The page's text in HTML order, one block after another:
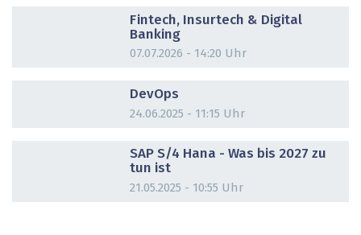
Fintech, Insurtech & Digital
Banking
07.07.2026 - 14:20 Uhr
DevOps
24.06.2025 - 11:15 Uhr
SAP S/4 Hana - Was bis 2027 zu
tun ist
21.05.2025 - 10:55 Uhr